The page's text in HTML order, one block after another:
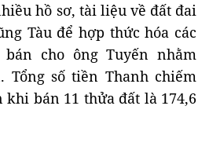
hồ sơ, tài liệu về đất đai
Tàu để hợp thức hóa các
cho ông Tuyến nhằm
Tổng số tiền Thanh chiếm
khi bán 11 thửa đất là 174,6